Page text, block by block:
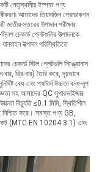
নেতৃস্থানীয় ইস্পাত পণ্য
আমাদের তিয়ানজিন প্রোডাকশন
স্তরের উপাদান পরীক্ষার
চেকার্ড প্লেটগুলির উত্পাদনকে
উত্পাদন পরিস্থিতিতে
চেকার্ড স্টিল প্লেটগুলি সিঙ্ক্রোনাস
বার, থ্রি-বার) তৈরি করে, দৃঢ়ভাবে
বেধ এবং প্যাটার্ন উচ্চতা বন্ধ-লুপ
সহ আমাদের QC সুপারভাইজার
উচ্চতা বিচ্যুতি ≤0.1 মিমি, স্থিতিশীল
নিশ্চিত করে। সমস্ত পণ্য GB,
(MTC EN 10204 3.1) এবং